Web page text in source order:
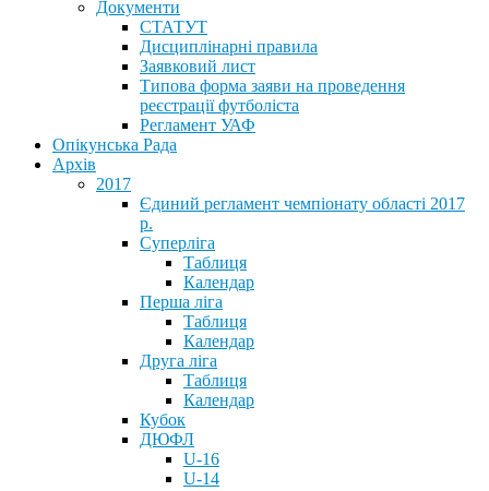
Документи
СТАТУТ
Дисциплінарні правила
Заявковий лист
Типова форма заяви на проведення
реєстрації футболіста
Регламент УАФ
Опікунська Рада
Архів
2017
Єдиний регламент чемпіонату області 2017
р.
Суперліга
Таблиця
Календар
Перша ліга
Таблиця
Календар
Друга ліга
Таблиця
Календар
Кубок
ДЮФЛ
U-16
U-14